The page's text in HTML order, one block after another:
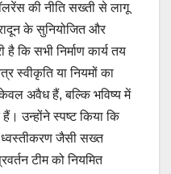
की नीति सख्ती से लागू
के सुनियोजित और
कि सभी निर्माण कार्य तय
स्वीकृति या नियमों का
अवैध हैं, बल्कि भविष्य में
उन्होंने स्पष्ट किया कि
जैसी सख्त
टीम को नियमित